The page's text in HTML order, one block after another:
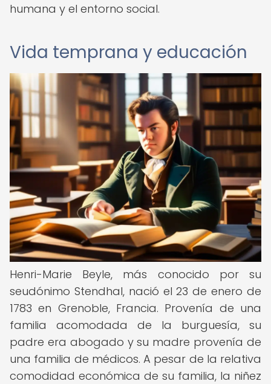
humana y el entorno social.
Vida temprana y educación
Henri-Marie Beyle, más conocido por su
seudónimo Stendhal, nació el 23 de enero de
1783 en Grenoble, Francia. Provenía de una
familia acomodada de la burguesía, su
padre era abogado y su madre provenía de
una familia de médicos. A pesar de la relativa
comodidad económica de su familia, la niñez